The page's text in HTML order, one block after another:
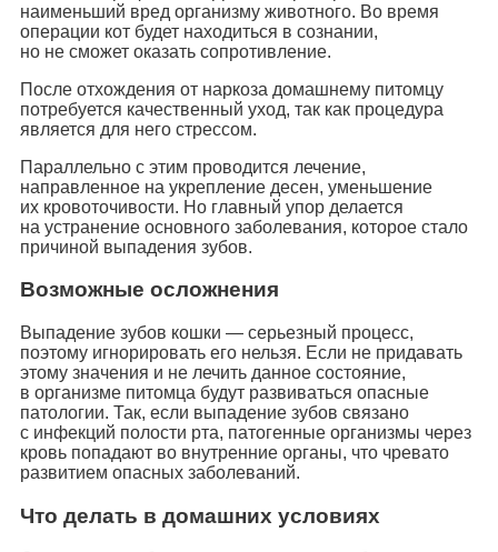
наименьший вред организму животного. Во время
операции кот будет находиться в сознании,
но не сможет оказать сопротивление.
После отхождения от наркоза домашнему питомцу
потребуется качественный уход, так как процедура
является для него стрессом.
Параллельно с этим проводится лечение,
направленное на укрепление десен, уменьшение
их кровоточивости. Но главный упор делается
на устранение основного заболевания, которое стало
причиной выпадения зубов.
Возможные осложнения
Выпадение зубов кошки — серьезный процесс,
поэтому игнорировать его нельзя. Если не придавать
этому значения и не лечить данное состояние,
в организме питомца будут развиваться опасные
патологии. Так, если выпадение зубов связано
с инфекций полости рта, патогенные организмы через
кровь попадают во внутренние органы, что чревато
развитием опасных заболеваний.
Что делать в домашних условиях